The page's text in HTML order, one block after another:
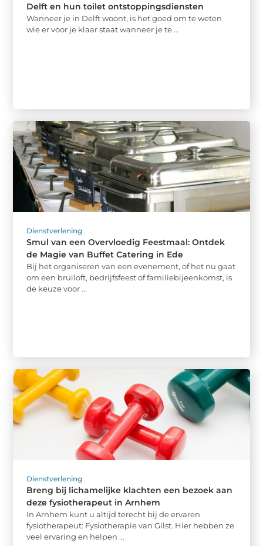
Delft en hun toilet ontstoppingsdiensten
Wanneer je in Delft woont, is het goed om te weten
wie er voor je klaar staat wanneer je te ...
Dienstverlening
Smul van een Overvloedig Feestmaal: Ontdek
de Magie van Buffet Catering in Ede
Bij het organiseren van een evenement, of het nu gaat
om een bruiloft, bedrijfsfeest of familiebijeenkomst, is
de keuze voor ...
Dienstverlening
Breng bij lichamelijke klachten een bezoek aan
deze fysiotherapeut in Arnhem
In Arnhem kunt u altijd terecht bij de ervaren
fysiotherapeut: Fysiotherapie van Gilst. Hier hebben ze
veel ervaring en helpen ...